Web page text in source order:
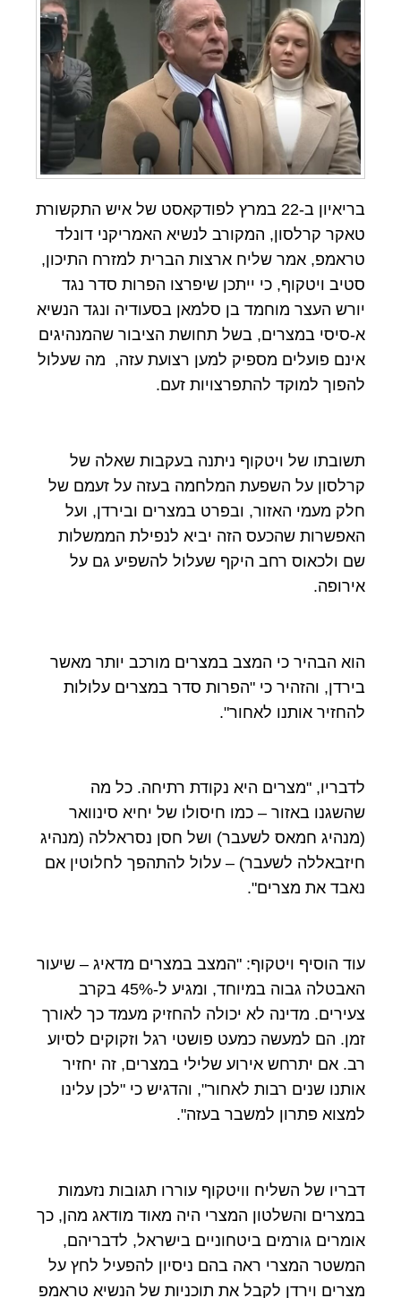
בריאיון ב-22 במרץ לפודקאסט של איש התקשורת
טאקר קרלסון, המקורב לנשיא האמריקני דונלד
טראמפ, אמר שליח ארצות הברית למזרח התיכון,
סטיב ויטקוף, כי ייתכן שיפרצו הפרות סדר נגד
יורש העצר מוחמד בן סלמאן בסעודיה ונגד הנשיא
א-סיסי במצרים, בשל תחושת הציבור שהמנהיגים
אינם פועלים מספיק למען רצועת עזה, מה שעלול
להפוך למוקד להתפרצויות זעם.
תשובתו של ויטקוף ניתנה בעקבות שאלה של
קרלסון על השפעת המלחמה בעזה על זעמם של
חלק מעמי האזור, ובפרט במצרים ובירדן, ועל
האפשרות שהכעס הזה יביא לנפילת הממשלות
שם ולכאוס רחב היקף שעלול להשפיע גם על
אירופה.
הוא הבהיר כי המצב במצרים מורכב יותר מאשר
בירדן, והזהיר כי "הפרות סדר במצרים עלולות
להחזיר אותנו לאחור".
לדבריו, "מצרים היא נקודת רתיחה. כל מה
שהשגנו באזור – כמו חיסולו של יחיא סינוואר
(מנהיג חמאס לשעבר) ושל חסן נסראללה (מנהיג
חיזבאללה לשעבר) – עלול להתהפך לחלוטין אם
נאבד את מצרים".
עוד הוסיף ויטקוף: "המצב במצרים מדאיג – שיעור
האבטלה גבוה במיוחד, ומגיע ל-45% בקרב
צעירים. מדינה לא יכולה להחזיק מעמד כך לאורך
זמן. הם למעשה כמעט פושטי רגל וזקוקים לסיוע
רב. אם יתרחש אירוע שלילי במצרים, זה יחזיר
אותנו שנים רבות לאחור", והדגיש כי "לכן עלינו
למצוא פתרון למשבר בעזה".
דבריו של השליח וויטקוף עוררו תגובות נזעמות
במצרים והשלטון המצרי היה מאוד מודאג מהן, כך
אומרים גורמים ביטחוניים בישראל, לדבריהם,
המשטר המצרי ראה בהם ניסיון להפעיל לחץ על
מצרים וירדן לקבל את תוכניות של הנשיא טראמפ